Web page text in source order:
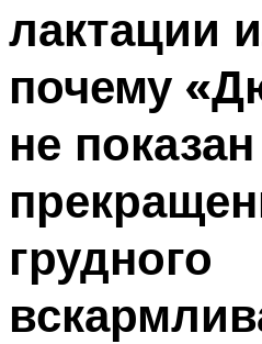
лактации
почему
не
грудного